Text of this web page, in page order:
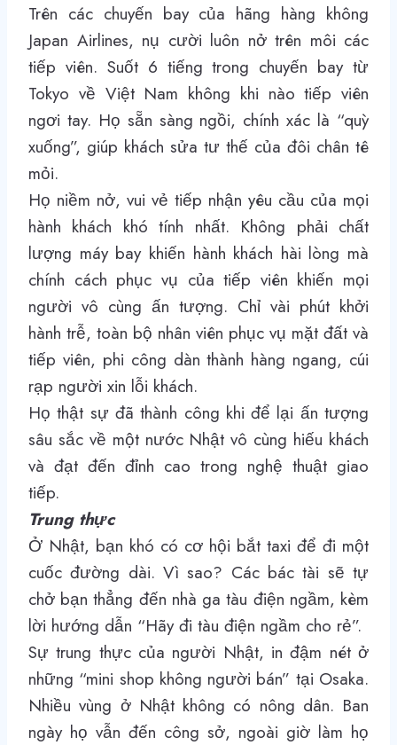
Trên các chuyến bay của hãng hàng không
Japan Airlines, nụ cười luôn nở trên môi các
tiếp viên. Suốt 6 tiếng trong chuyến bay từ
Tokyo về Việt Nam không khi nào tiếp viên
ngơi tay. Họ sẵn sàng ngồi, chính xác là “quỳ
xuống”, giúp khách sửa tư thế của đôi chân tê
mỏi.
Họ niềm nở, vui vẻ tiếp nhận yêu cầu của mọi
hành khách khó tính nhất. Không phải chất
lượng máy bay khiến hành khách hài lòng mà
chính cách phục vụ của tiếp viên khiến mọi
người vô cùng ấn tượng. Chỉ vài phút khởi
hành trễ, toàn bộ nhân viên phục vụ mặt đất và
tiếp viên, phi công dàn thành hàng ngang, cúi
rạp người xin lỗi khách.
Họ thật sự đã thành công khi để lại ấn tượng
sâu sắc về một nước Nhật vô cùng hiếu khách
và đạt đến đỉnh cao trong nghệ thuật giao
tiếp.
Trung thực
Ở Nhật, bạn khó có cơ hội bắt taxi để đi một
cuốc đường dài. Vì sao? Các bác tài sẽ tự
chở bạn thẳng đến nhà ga tàu điện ngầm, kèm
lời hướng dẫn “Hãy đi tàu điện ngầm cho rẻ”.
Sự trung thực của người Nhật, in đậm nét ở
những “mini shop không người bán” tại Osaka.
Nhiều vùng ở Nhật không có nông dân. Ban
ngày họ vẫn đến công sở, ngoài giờ làm họ